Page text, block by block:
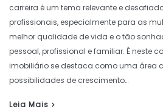
carreira é um tema relevante e
profissionais, especialmente para as
melhor qualidade de vida e o tão
pessoal, profissional e familiar. É neste
imobiliário se destaca como uma área
possibilidades de crescimento…
Leia Mais